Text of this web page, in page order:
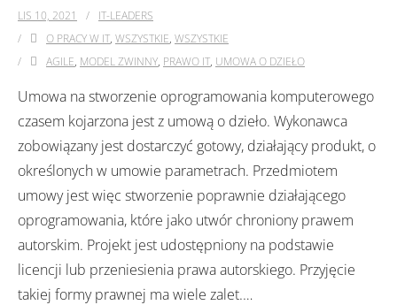
LIS 10, 2021
IT-LEADERS
O PRACY W IT, WSZYSTKIE, WSZYSTKIE
AGILE, MODEL ZWINNY, PRAWO IT, UMOWA O DZIEŁO
Umowa na stworzenie oprogramowania komputerowego
czasem kojarzona jest z umową o dzieło. Wykonawca
zobowiązany jest dostarczyć gotowy, działający produkt, o
określonych w umowie parametrach. Przedmiotem
umowy jest więc stworzenie poprawnie działającego
oprogramowania, które jako utwór chroniony prawem
autorskim. Projekt jest udostępniony na podstawie
licencji lub przeniesienia prawa autorskiego. Przyjęcie
takiej formy prawnej ma wiele zalet.…